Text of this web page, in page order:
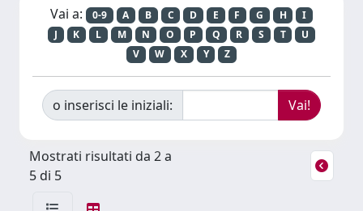
Vai a: 0-9 A B C D E F G H
I
J
K L M N O P Q R S T
U
V
W X Y Z
o inserisci le iniziali:
Mostrati risultati da 2 a
5 di 5